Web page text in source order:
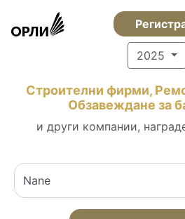
2025
Строителни фирми,
Обзавеждане за
и други компании,